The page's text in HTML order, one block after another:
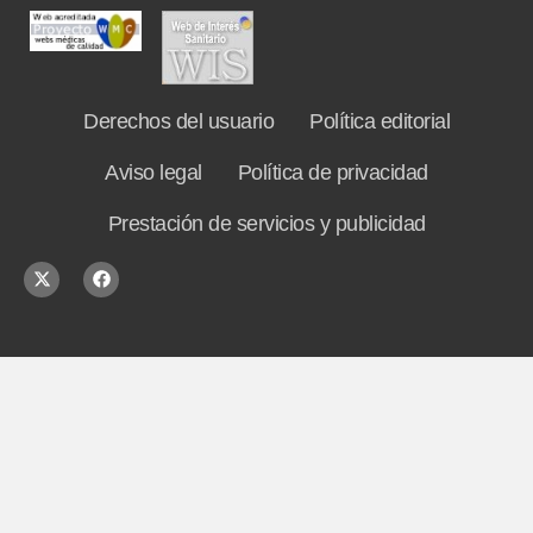
Derechos del usuario Política editorial
Aviso legal Política de privacidad
Prestación de servicios y publicidad